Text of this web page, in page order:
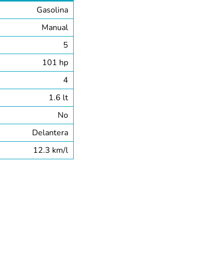
Gasolina
Manual
5
101 hp
4
1.6 lt
No
Delantera
12.3 km/l